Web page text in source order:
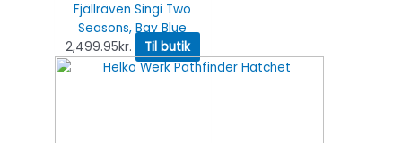
Fjällräven Singi Two
Seasons, Bay Blue
2,499.95kr. Til butik